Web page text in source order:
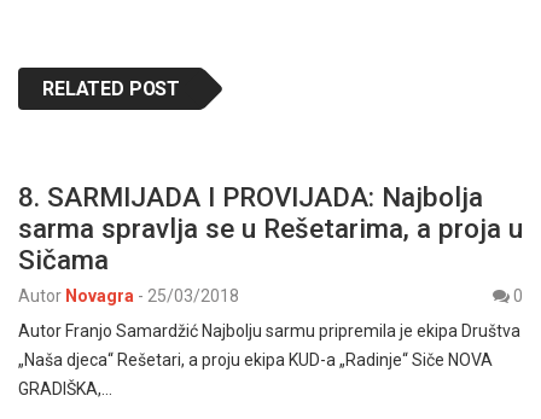
RELATED POST
8. SARMIJADA I PROVIJADA: Najbolja
sarma spravlja se u Rešetarima, a proja u
Sičama
Autor Novagra - 25/03/2018
0
Autor Franjo Samardžić Najbolju sarmu pripremila je ekipa Društva
„Naša djeca“ Rešetari, a proju ekipa KUD-a „Radinje“ Siče NOVA
GRADIŠKA,…